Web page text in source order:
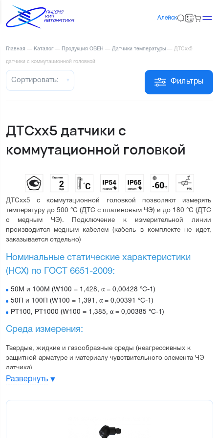
Алейск
Главная — Каталог — Продукция ОВЕН — Датчики температуры — ДТСхх5
датчики с коммутационной головкой
Фильтры
Сортировать:
ДТСхх5 датчики с
коммутационной головкой
ДТСхх5 с коммутационной головкой позволяют измерять
температуру до 500 °С (ДТС с платиновым ЧЭ) и до 180 °С (ДТС
с медным ЧЭ). Подключение к измерительной линии
производится медным кабелем (кабель в комплекте не идет,
заказывается отдельно)
Номинальные статические характеристики
(НСХ) по ГОСТ 6651-2009:
50М и 100М (W100 = 1,428, α = 0,00428 °С-1)
50П и 100П (W100 = 1,391, α = 0,00391 °С-1)
РТ100, РТ1000 (W100 = 1,385, α = 0,00385 °С-1)
Среда измерения:
Твердые, жидкие и газообразные среды (неагрессивных к
защитной арматуре и материалу чувствительного элемента ЧЭ
датчика)
Отличительные особенности:
поверку на заводе-изготовителе
Устойчивость к внешним механическим воздействиям по ГОСТ Р
Развернуть